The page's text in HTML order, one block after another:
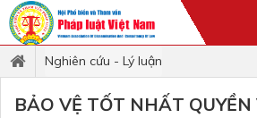
Nghiên cứu - Lý luận
BẢO VỆ TỐT NHẤT QUYỀN